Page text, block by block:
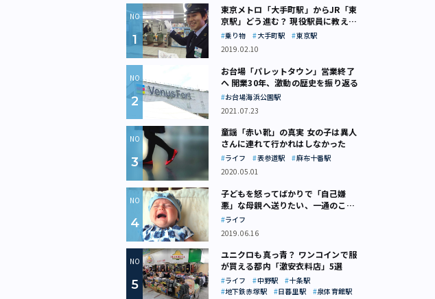
東京メトロ「大手町駅」からJR「東
京駅」どう進む？ 現役駅員に教えて
もらいました
乗り物 大手町駅
東京駅
2019.02.10
お台場「パレットタウン」営業終了
へ 開業30年、激動の歴史を振り返る
お台場海浜公園駅
2021.07.23
童謡「赤い靴」の真実 女の子は異人
さんに連れて行かれはしなかった
ライフ 表参道駅
麻布十番駅
2020.05.01
子どもを怒ってばかりで「自己嫌
悪」な母親へ送りたい、一通のここ
ろの処方箋
ライフ
2019.06.16
ユニクロも真っ青？ ワンコインで服
が買える都内「激安衣料店」5選
ライフ 中野駅
十条駅
地下鉄赤塚駅
日暮里駅
泉体育館駅